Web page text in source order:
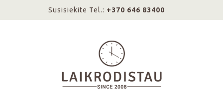
Susisiekite Tel.: +370 646 83400